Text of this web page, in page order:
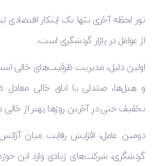
تور لحظه آخری تنها یک ابتکار
از عوامل در بازار گردشگری است.
اولین دلیل، مدیریت ظرفیت‌های خالی
و هتل‌ها، صندلی یا اتاق خالی معادل
تخفیف حتی در آخرین روزها بهتر از
دومین عامل، افزایش رقابت میان
گردشگری، شرکت‌های زیادی وارد این